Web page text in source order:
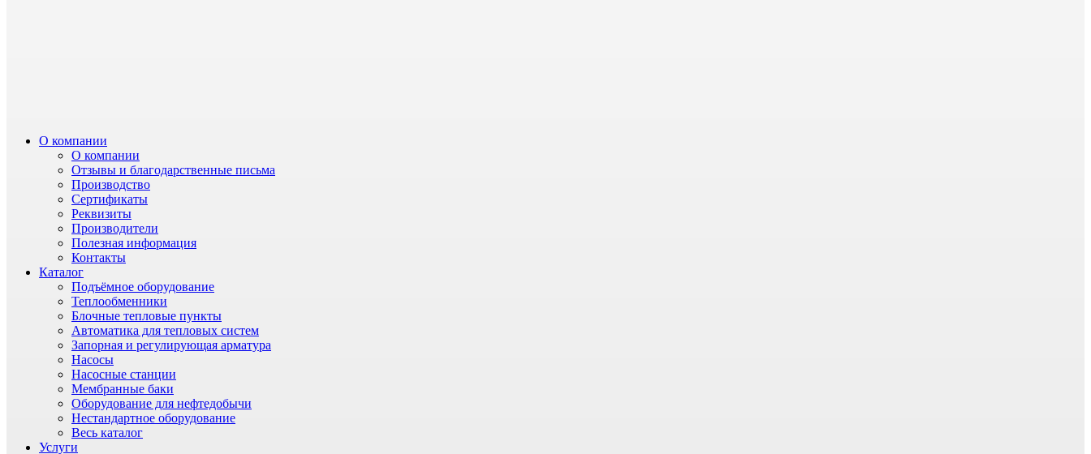
О компании
О компании
Отзывы и благодарственные письма
Производство
Сертификаты
Реквизиты
Производители
Полезная информация
Контакты
Каталог
Подъёмное оборудование
Теплообменники
Блочные тепловые пункты
Автоматика для тепловых систем
Запорная и регулирующая арматура
Насосы
Насосные станции
Мембранные баки
Оборудование для нефтедобычи
Нестандартное оборудование
Весь каталог
Услуги